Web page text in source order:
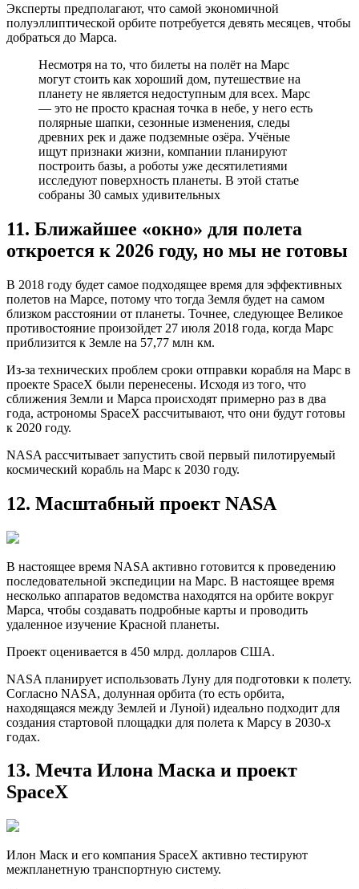
Эксперты предполагают, что самой экономичной
полуэллиптической орбите потребуется девять месяцев, чтобы
добраться до Марса.
Несмотря на то, что билеты на полёт на Марс
могут стоить как хороший дом, путешествие на
планету не является недоступным для всех. Марс
— это не просто красная точка в небе, у него есть
полярные шапки, сезонные изменения, следы
древних рек и даже подземные озёра. Учёные
ищут признаки жизни, компании планируют
построить базы, а роботы уже десятилетиями
исследуют поверхность планеты. В этой статье
собраны 30 самых удивительных
11. Ближайшее «окно» для полета
откроется к 2026 году, но мы не готовы
В 2018 году будет самое подходящее время для эффективных
полетов на Марсе, потому что тогда Земля будет на самом
близком расстоянии от планеты. Точнее, следующее Великое
противостояние произойдет 27 июля 2018 года, когда Марс
приблизится к Земле на 57,77 млн км.
Из-за технических проблем сроки отправки корабля на Марс в
проекте SpaceX были перенесены. Исходя из того, что
сближения Земли и Марса происходят примерно раз в два
года, астрономы SpaceX рассчитывают, что они будут готовы
к 2020 году.
NASA рассчитывает запустить свой первый пилотируемый
космический корабль на Марс к 2030 году.
12. Масштабный проект NASA
В настоящее время NASA активно готовится к проведению
последовательной экспедиции на Марс. В настоящее время
несколько аппаратов ведомства находятся на орбите вокруг
Марса, чтобы создавать подробные карты и проводить
удаленное изучение Красной планеты.
Проект оценивается в 450 млрд. долларов США.
NASA планирует использовать Луну для подготовки к полету.
Согласно NASA, долунная орбита (то есть орбита,
находящаяся между Землей и Луной) идеально подходит для
создания стартовой площадки для полета к Марсу в 2030-х
годах.
13. Мечта Илона Маска и проект
SpaceX
Илон Маск и его компания SpaceX активно тестируют
межпланетную транспортную систему.